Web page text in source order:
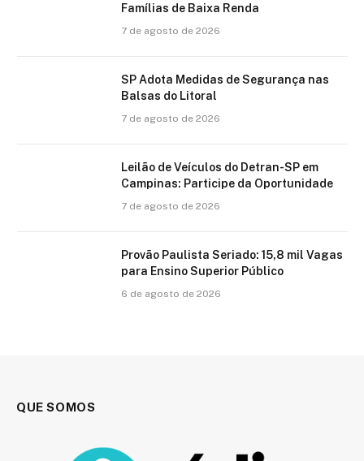
Famílias de Baixa Renda
7 de agosto de 2026
SP Adota Medidas de Segurança nas
Balsas do Litoral
7 de agosto de 2026
Leilão de Veículos do Detran-SP em
Campinas: Participe da Oportunidade
7 de agosto de 2026
Provão Paulista Seriado: 15,8 mil Vagas
para Ensino Superior Público
6 de agosto de 2026
QUE SOMOS